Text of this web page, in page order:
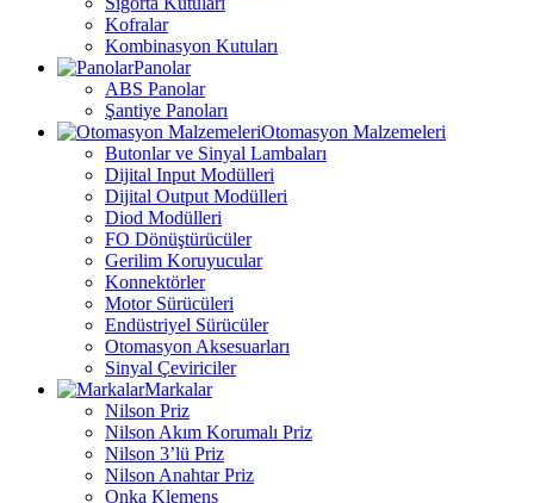
Kofralar
Kombinasyon Kutuları
Panolar
ABS Panolar
Şantiye Panoları
Otomasyon Malzemeleri
Butonlar ve Sinyal Lambaları
Dijital Input Modülleri
Dijital Output Modülleri
Diod Modülleri
FO Dönüştürücüler
Gerilim Koruyucular
Konnektörler
Motor Sürücüleri
Endüstriyel Sürücüler
Otomasyon Aksesuarları
Sinyal Çeviriciler
Markalar
Nilson Priz
Nilson Akım Korumalı Priz
Nilson 3’lü Priz
Nilson Anahtar Priz
Onka Klemens